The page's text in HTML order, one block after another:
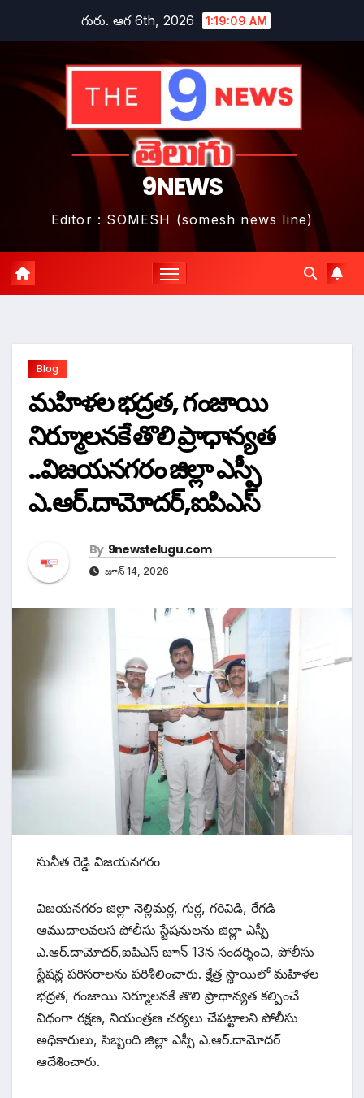
గురు. ఆగ 6th, 2026 1:19:11 AM
9NEWS
Editor : SOMESH (somesh news line)
Blog
మహిళల భద్రత, గంజాయి
నిర్మూలనకే తొలి ప్రాధాన్యత
..విజయనగరం జిల్లా ఎస్పీ
ఎ.ఆర్.దామోదర్,ఐపిఎస్
By 9newstelugu.com
జూన్ 14, 2026
సునీత రెడ్డి విజయనగరం
విజయనగరం జిల్లా నెల్లిమర్ల, గుర్ల, గరివిడి, రేగడి
ఆముదాలవలస పోలీసు స్టేషనులను జిల్లా ఎస్పీ
ఎ.ఆర్.దామోదర్,ఐపిఎస్ జూన్ 13న సందర్శించి, పోలీసు
స్టేషన్ల పరిసరాలను పరిశీలించారు. క్షేత్ర స్థాయిలో మహిళల
భద్రత, గంజాయి నిర్మూలనకే తొలి ప్రాధాన్యత కల్పించే
విధంగా రక్షణ, నియంత్రణ చర్యలు చేపట్టాలని పోలీసు
అధికారులు, సిబ్బంది జిల్లా ఎస్పీ ఎ.ఆర్.దామోదర్
ఆదేశించారు.